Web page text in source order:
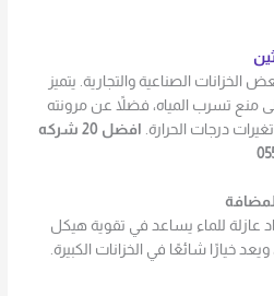
الخزانات الصناعية والتجارية. يتميز
منع تسرب المياه، فضلاً عن مرونته
درجات الحرارة.
افضل 20 شركه
عازلة للماء يساعد في تقوية هيكل
خيارًا شائعًا في الخزانات الكبيرة.